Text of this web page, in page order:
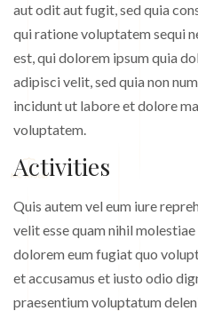
aut odit aut fugit, sed quia
qui ratione voluptatem sequi
est, qui dolorem ipsum quia
adipisci velit, sed quia non
incidunt ut labore et dolore
voluptatem.
Activities
Quis autem vel eum iure
velit esse quam nihil
dolorem eum fugiat quo
et accusamus et iusto odio
praesentium voluptatum